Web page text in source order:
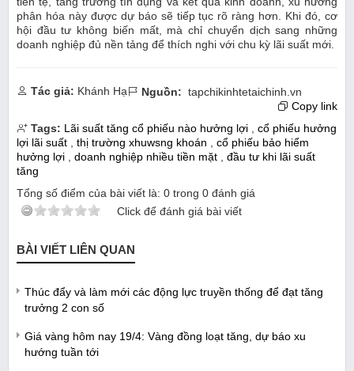
phân hóa này được dự báo sẽ tiếp tục rõ ràng hơn. Khi đó, cơ
hội đầu tư không biến mất, mà chỉ chuyển dịch sang những
doanh nghiệp đủ nền tảng để thích nghi với chu kỳ lãi suất mới.
Tác giả: Khánh Hạ Nguồn: tapchikinhtetaichinh.vn
Copy link
Tags: Lãi suất tăng cổ phiếu nào hưởng lợi , cổ phiếu hưởng
lợi lãi suất , thị trường xhuwsng khoán , cổ phiếu bảo hiểm
hưởng lợi , doanh nghiệp nhiều tiền mặt , đầu tư khi lãi suất
tăng
Tổng số điểm của bài viết là: 0 trong 0 đánh giá
Click để đánh giá bài viết
BÀI VIẾT LIÊN QUAN
Thúc đẩy và làm mới các động lực truyền thống để đạt tăng
trưởng 2 con số
Giá vàng hôm nay 19/4: Vàng đồng loạt tăng, dự báo xu
hướng tuần tới